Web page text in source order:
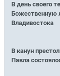
В день своего
Божественную
Владивостока
В канун
Павла